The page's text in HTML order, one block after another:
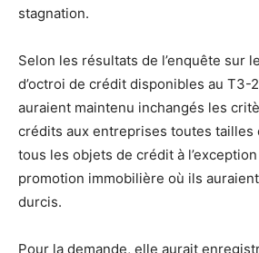
stagnation.
Selon les résultats de l’enquête sur
d’octroi de crédit disponibles au T3-
auraient maintenu inchangés les
crédits aux entreprises toutes tailles
tous les objets de crédit à
promotion immobilière où ils
durcis.
Pour la demande, elle aurait